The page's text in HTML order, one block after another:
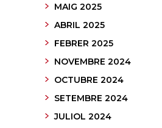
MAIG 2025
ABRIL 2025
FEBRER 2025
NOVEMBRE 2024
OCTUBRE 2024
SETEMBRE 2024
JULIOL 2024